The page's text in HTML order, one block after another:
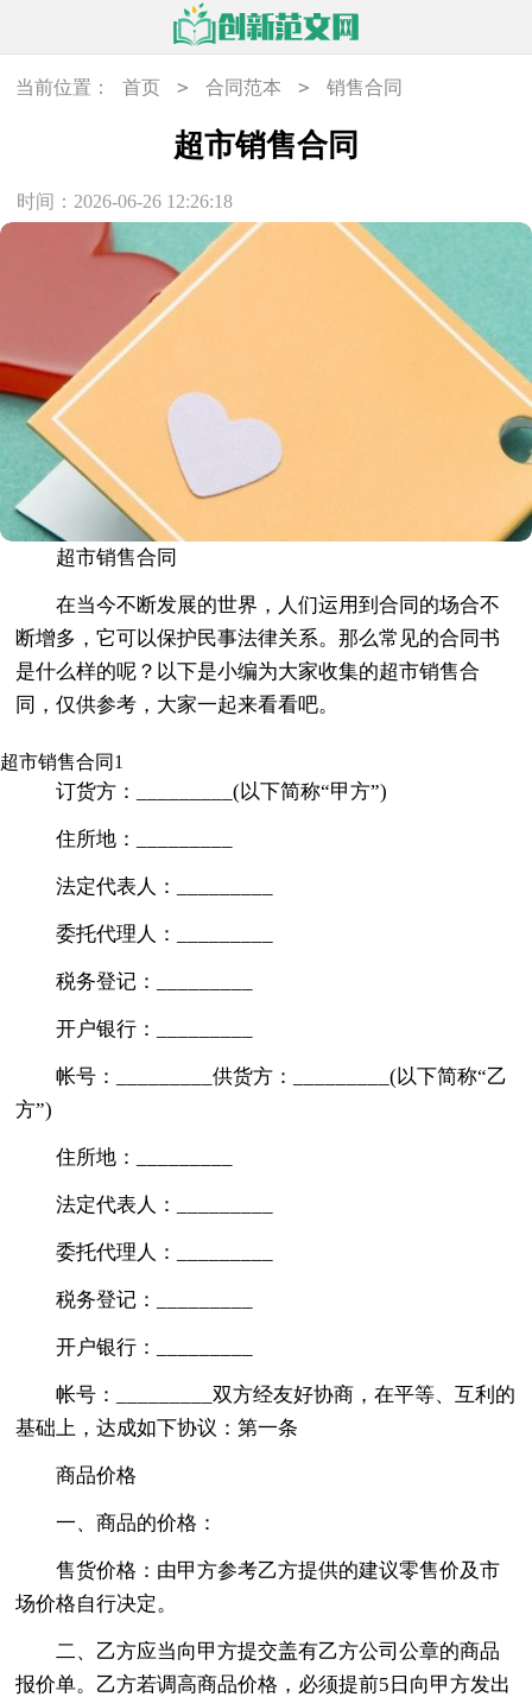
当前位置： 首页 > 合同范本 > 销售合同
超市销售合同
时间：2026-06-26 12:26:18
超市销售合同
在当今不断发展的世界，人们运用到合同的场合不
断增多，它可以保护民事法律关系。那么常见的合同书
是什么样的呢？以下是小编为大家收集的超市销售合
同，仅供参考，大家一起来看看吧。
超市销售合同1
订货方：_________(以下简称“甲方”)
住所地：_________
法定代表人：_________
委托代理人：_________
税务登记：_________
开户银行：_________
帐号：_________供货方：_________(以下简称“乙
方”)
住所地：_________
法定代表人：_________
委托代理人：_________
税务登记：_________
开户银行：_________
帐号：_________双方经友好协商，在平等、互利的
基础上，达成如下协议：第一条
商品价格
一、商品的价格：
售货价格：由甲方参考乙方提供的建议零售价及市
场价格自行决定。
二、乙方应当向甲方提交盖有乙方公司公章的商品
报价单。乙方若调高商品价格，必须提前5日向甲方发出